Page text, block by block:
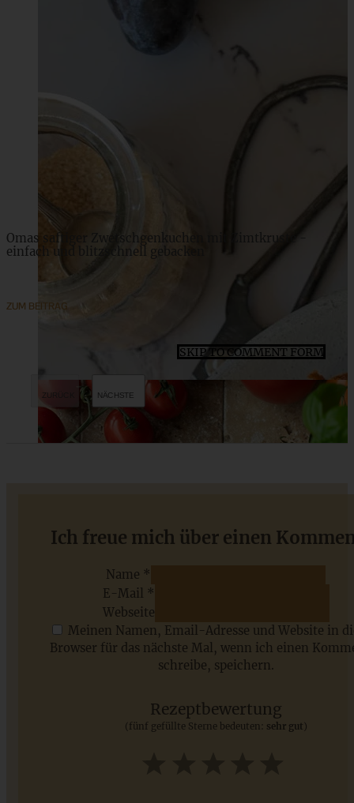
Rezept für Schwedische Köttbullar mit Rahmsauce
Das beste Chili con Carne Rezept
Omas saftiger Zwetschgenkuchen mit Zimtkruste -
einfach und blitzschnell gebacken
ZUM BEITRAG
Saisonale Rezepte im Juli - meine 7 sommerlichen
SKIP TO COMMENT FORM
Ich freue mich über einen
Name *
E-Mail *
Webseite
Meinen Namen, Email-Adresse und Website in
Browser für das nächste Mal, wenn ich einen
schreibe, speichern.
Rezeptbewertung
(fünf gefüllte Sterne bedeuten: sehr gut )